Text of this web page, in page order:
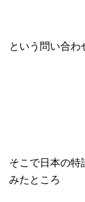
という問い合わ
そこで日本の特
みたところ